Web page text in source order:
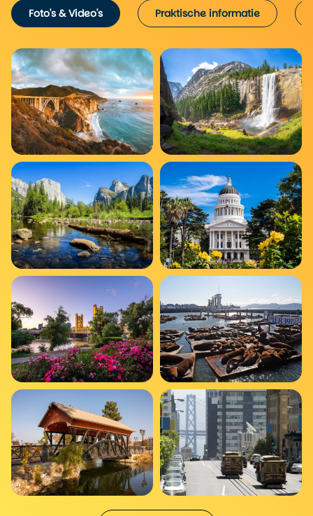
Foto's & Video's Praktische informatie